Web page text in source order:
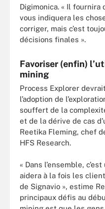
Digimonica. « Il fournira
vous indiquera les
corriger, mais c’est
décisions finales ».
Favoriser (enfin)
mining
Process Explorer
l’adoption de
souffert de la
et de la dérive de cas
Reetika Fleming, chef
HFS Research.
« Dans l’ensemble,
aidera à la fois les
de Signavio », estime
principaux défis au